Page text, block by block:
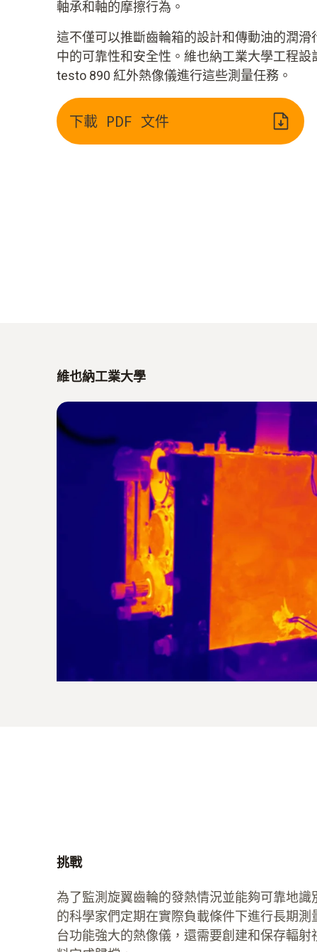
軸承和軸的摩擦行為。
這不僅可以推斷齒輪箱的設計和傳動油的潤滑
中的可靠性和安全性。維也納工業大學工程設
testo 890 紅外熱像儀進行這些測量任務。
下載 PDF 文件
維也納工業大學
挑戰
為了監測旋翼齒輪的發熱情況並能夠可靠地識
的科學家們定期在實際負載條件下進行長期
台功能強大的熱像儀，還需要創建和保存輻